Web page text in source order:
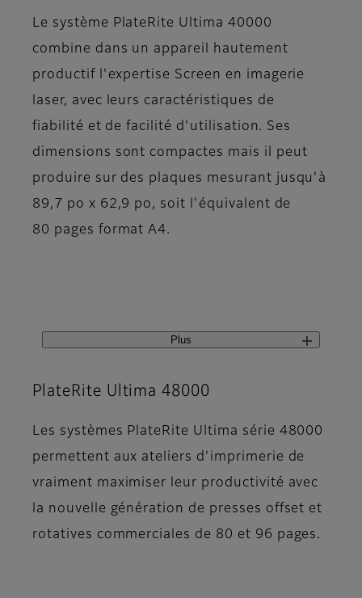
Le système PlateRite Ultima 40000
combine dans un appareil hautement
productif l'expertise Screen en imagerie
laser, avec leurs caractéristiques de
fiabilité et de facilité d'utilisation. Ses
dimensions sont compactes mais il peut
produire sur des plaques mesurant jusqu'à
89,7 po x 62,9 po, soit l'équivalent de
80 pages format A4.
Plus
PlateRite Ultima 48000
Les systèmes PlateRite Ultima série 48000
permettent aux ateliers d'imprimerie de
vraiment maximiser leur productivité avec
la nouvelle génération de presses offset et
rotatives commerciales de 80 et 96 pages.